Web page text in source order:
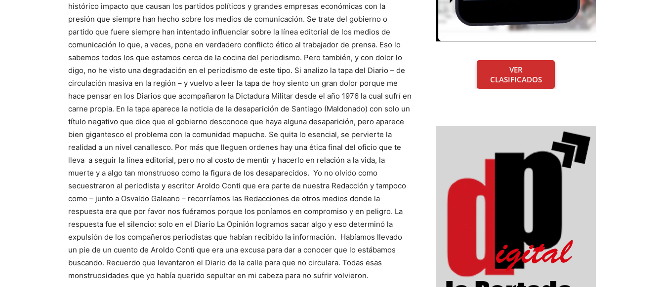
histórico impacto que causan los partidos políticos y grandes empresas económicas con la
presión que siempre han hecho sobre los medios de comunicación. Se trate del gobierno o
partido que fuere siempre han intentado influenciar sobre la línea editorial de los medios de
comunicación lo que, a veces, pone en verdadero conflicto ético al trabajador de prensa. Eso lo
sabemos todos los que estamos cerca de la cocina del periodismo. Pero también, y con dolor lo
digo, no he visto una degradación en el periodismo de este tipo. Si analizo la tapa del Diario – de
circulación masiva en la región – y vuelvo a leer la tapa de hoy siento un gran dolor porque me
hace pensar en los Diarios que acompañaron la Dictadura Militar desde el año 1976 la cual sufrí en
carne propia. En la tapa aparece la noticia de la desaparición de Santiago (Maldonado) con solo un
título negativo que dice que el gobierno desconoce que haya alguna desaparición, pero aparece
bien gigantesco el problema con la comunidad mapuche. Se quita lo esencial, se pervierte la
realidad a un nivel canallesco. Por más que lleguen ordenes hay una ética final del oficio que te
lleva a seguir la línea editorial, pero no al costo de mentir y hacerlo en relación a la vida, la
muerte y a algo tan monstruoso como la figura de los desaparecidos. Yo no olvido como
secuestraron al periodista y escritor Aroldo Conti que era parte de nuestra Redacción y tampoco
como – junto a Osvaldo Galeano – recorríamos las Redacciones de otros medios donde la
respuesta era que por favor nos fuéramos porque los poníamos en compromiso y en peligro. La
respuesta fue el silencio: solo en el Diario La Opinión logramos sacar algo y eso determinó la
expulsión de los compañeros periodistas que habían recibido la información. Habíamos llevado
un pie de un cuento de Aroldo Conti que era una excusa para dar a conocer que lo estábamos
buscando. Recuerdo que levantaron el Diario de la calle para que no circulara. Todas esas
monstruosidades que yo había querido sepultar en mi cabeza para no sufrir volvieron.
VER
CLASIFICADOS